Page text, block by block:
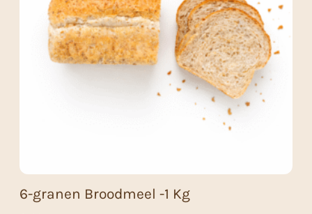
6-granen Broodmeel -1 Kg